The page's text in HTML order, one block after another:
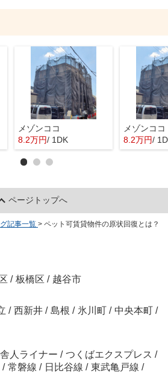
メゾンココ
8.2万円/ 1DK
メゾンココ
8.2万円/
ページトップへ
記事一覧 > ペット可賃貸物件の原状回復とは？
/ 板橋区 / 越谷市
/ 西新井 / 島根 / 氷川町 / 中央本町 /
人ライナー / つくばエクスプレス /
/ 常磐線 / 日比谷線 / 東武亀戸線 /